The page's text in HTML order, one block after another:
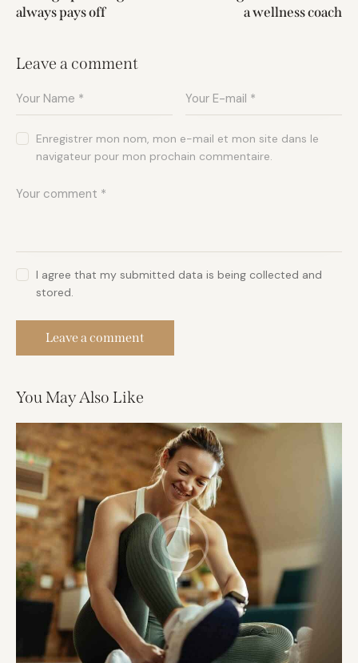
always pays off
a wellness coach
Leave a comment
Enregistrer mon nom, mon e-mail et mon site dans le
navigateur pour mon prochain commentaire.
I agree that my submitted data is being collected and
stored.
You May Also Like